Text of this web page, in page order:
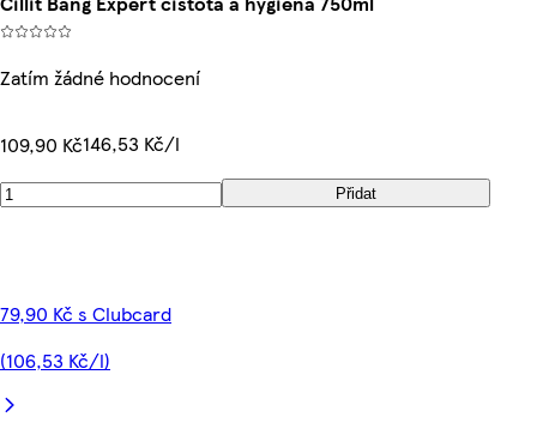
Zatím žádné hodnocení
109,90 Kč146,53 Kč/l
Přidat
79,90 Kč s Clubcard
(106,53 Kč/l)